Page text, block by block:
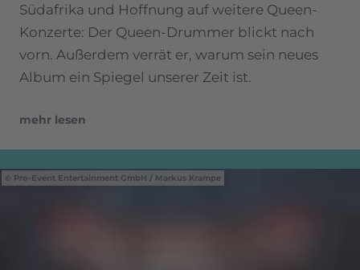
Südafrika und Hoffnung auf weitere Queen-
Konzerte: Der Queen-Drummer blickt nach
vorn. Außerdem verrät er, warum sein neues
Album ein Spiegel unserer Zeit ist.
mehr lesen
Pro-Event Entertainment GmbH / Markus Krampe